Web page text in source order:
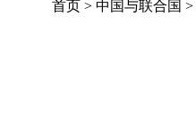
首页 > 中国与联合国 >